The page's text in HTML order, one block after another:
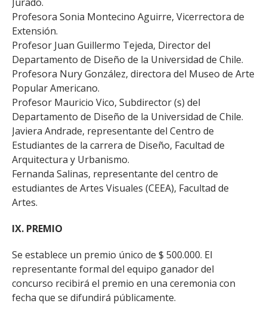
Profesora Sonia Montecino Aguirre, Vicerrectora de
Extensión.
Profesor Juan Guillermo Tejeda, Director del
Departamento de Diseño de la Universidad de Chile.
Profesora Nury González, directora del Museo de Arte
Popular Americano.
Profesor Mauricio Vico, Subdirector (s) del
Departamento de Diseño de la Universidad de Chile.
Javiera Andrade, representante del Centro de
Estudiantes de la carrera de Diseño, Facultad de
Arquitectura y Urbanismo.
Fernanda Salinas, representante del centro de
estudiantes de Artes Visuales (CEEA), Facultad de
Artes.
IX. PREMIO
Se establece un premio único de $ 500.000. El
representante formal del equipo ganador del
concurso recibirá el premio en una ceremonia con
fecha que se difundirá públicamente.